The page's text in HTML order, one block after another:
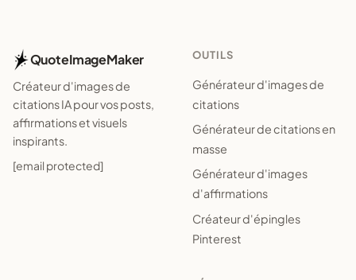
QuoteImageMaker
Créateur d'images de
citations IA pour vos posts,
affirmations et visuels
inspirants.
[email protected]
OUTILS
Générateur d'images de
citations
Générateur de citations en
masse
Générateur d'images
d'affirmations
Créateur d'épingles
Pinterest